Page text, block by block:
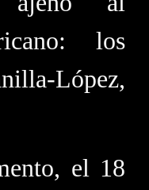
los
López,
el 18